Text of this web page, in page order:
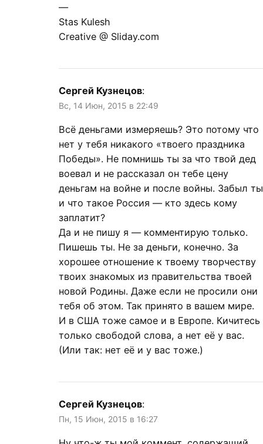
—
Stas Kulesh
Creative @ Sliday.com
Сергей Кузнецов:
Вс, 14 Июн, 2015 в 22:49
Всё деньгами измеряешь? Это потому что
нет у тебя никакого «твоего праздника
Победы». Не помнишь ты за что твой дед
воевал и не рассказал он тебе цену
деньгам на войне и после войны. Забыл ты
и что такое Россия — кто здесь кому
заплатит?
Да и не пишу я — комментирую только.
Пишешь ты. Не за деньги, конечно. За
хорошее отношение к твоему творчеству
твоих знакомых из правительства твоей
новой Родины. Даже если не просили они
тебя об этом. Так принято в вашем мире.
И в США тоже самое и в Европе. Кичитесь
только свободой слова, а нет её у вас.
(Или так: нет её и у вас тоже.)
Сергей Кузнецов:
Пн, 15 Июн, 2015 в 16:27